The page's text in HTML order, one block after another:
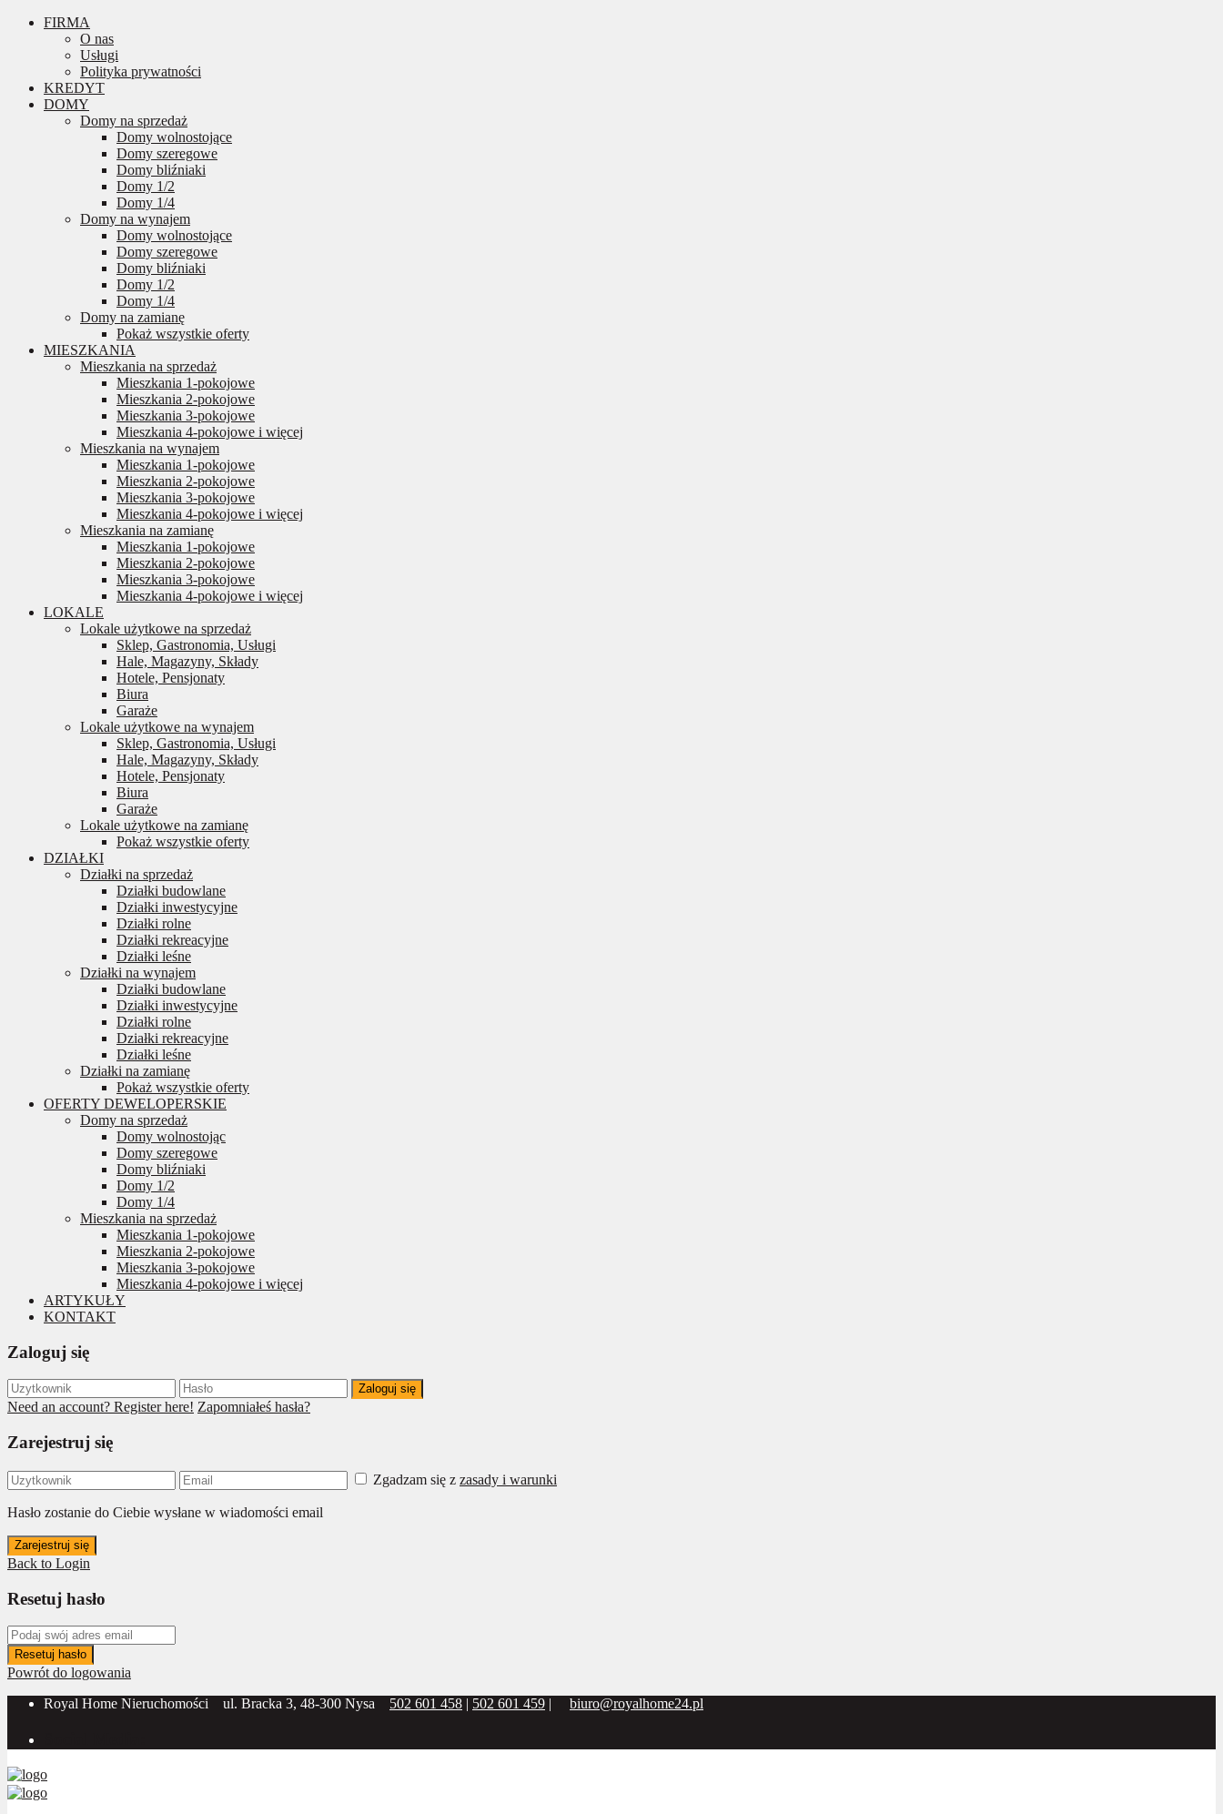
FIRMA
O nas
Usługi
Polityka prywatności
KREDYT
DOMY
Domy na sprzedaż
Domy wolnostojące
Domy szeregowe
Domy bliźniaki
Domy 1/2
Domy 1/4
Domy na wynajem
Domy wolnostojące
Domy szeregowe
Domy bliźniaki
Domy 1/2
Domy 1/4
Domy na zamianę
Pokaż wszystkie oferty
MIESZKANIA
Mieszkania na sprzedaż
Mieszkania 1-pokojowe
Mieszkania 2-pokojowe
Mieszkania 3-pokojowe
Mieszkania 4-pokojowe i więcej
Mieszkania na wynajem
Mieszkania 1-pokojowe
Mieszkania 2-pokojowe
Mieszkania 3-pokojowe
Mieszkania 4-pokojowe i więcej
Mieszkania na zamianę
Mieszkania 1-pokojowe
Mieszkania 2-pokojowe
Mieszkania 3-pokojowe
Mieszkania 4-pokojowe i więcej
LOKALE
Lokale użytkowe na sprzedaż
Sklep, Gastronomia, Usługi
Hale, Magazyny, Składy
Hotele, Pensjonaty
Biura
Garaże
Lokale użytkowe na wynajem
Sklep, Gastronomia, Usługi
Hale, Magazyny, Składy
Hotele, Pensjonaty
Biura
Garaże
Lokale użytkowe na zamianę
Pokaż wszystkie oferty
DZIAŁKI
Działki na sprzedaż
Działki budowlane
Działki inwestycyjne
Działki rolne
Działki rekreacyjne
Działki leśne
Działki na wynajem
Działki budowlane
Działki inwestycyjne
Działki rolne
Działki rekreacyjne
Działki leśne
Działki na zamianę
Pokaż wszystkie oferty
OFERTY DEWELOPERSKIE
Domy na sprzedaż
Domy wolnostojąc
Domy szeregowe
Domy bliźniaki
Domy 1/2
Domy 1/4
Mieszkania na sprzedaż
Mieszkania 1-pokojowe
Mieszkania 2-pokojowe
Mieszkania 3-pokojowe
Mieszkania 4-pokojowe i więcej
ARTYKUŁY
KONTAKT
Zaloguj się
Zaloguj się
Need an account? Register here! Zapomniałeś hasła?
Zarejestruj się
Zgadzam się z zasady i warunki
Hasło zostanie do Ciebie wysłane w wiadomości email
Zarejestruj się
Back to Login
Resetuj hasło
Resetuj hasło
Powrót do logowania
Royal Home Nieruchomości
ul. Bracka 3, 48-300 Nysa 502 601 458 | 502 601 459 | biuro@royalhome24.pl